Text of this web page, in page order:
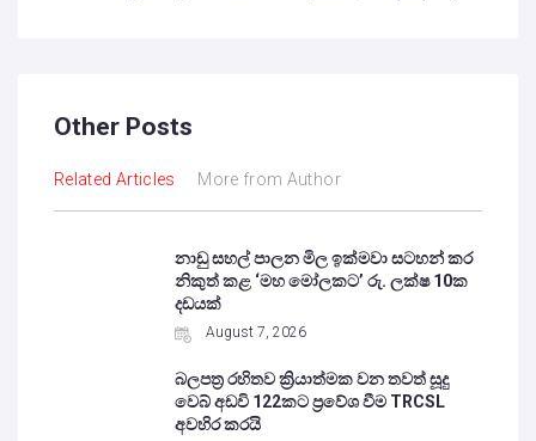
Other Posts
Related Articles More from Author
නාඩු සහල් පාලන මිල ඉක්මවා සටහන් කර
නිකුත් කළ ‘මහ මෝලකට’ රු. ලක්ෂ 10ක
දඩයක්
August 7, 2026
බලපත්‍ර රහිතව ක්‍රියාත්මක වන තවත් සූදු
වෙබ් අඩවි 122කට ප්‍රවේශ වීම TRCSL
අවහිර කරයි